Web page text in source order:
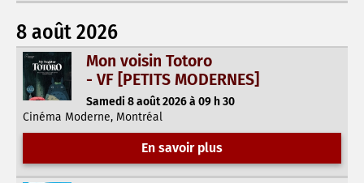
8 août 2026
Mon voisin Totoro
- VF [PETITS MODERNES]
Samedi 8 août 2026 à 09 h 30
Cinéma Moderne, Montréal
En savoir plus